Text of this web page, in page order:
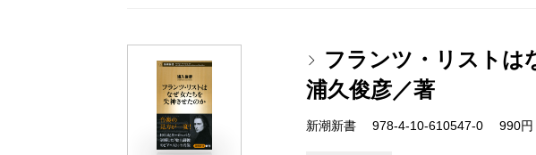
フランツ・リストは
浦久俊彦／著
新潮新書 978-4-10-610547-0 990